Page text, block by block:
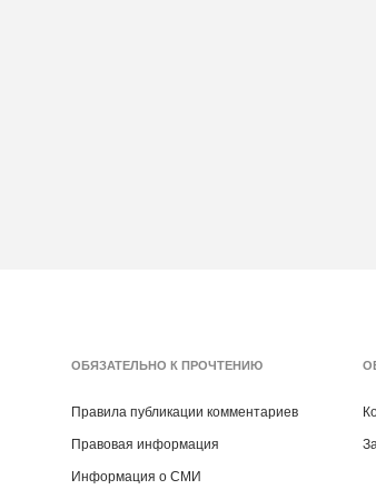
ОБЯЗАТЕЛЬНО К ПРОЧТЕНИЮ
Правила публикации комментариев
Правовая информация
Информация о СМИ